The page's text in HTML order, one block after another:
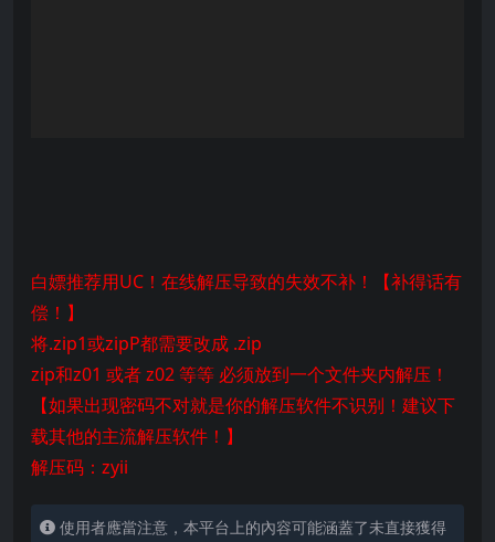
白嫖推荐用UC！在线解压导致的失效不补！【补得话有
偿！】
将.zip1或zipP都需要改成 .zip
zip和z01 或者 z02 等等 必须放到一个文件夹内解压！
【如果出现密码不对就是你的解压软件不识别！建议下
载其他的主流解压软件！】
解压码：zyii
使用者應當注意，本平台上的內容可能涵蓋了未直接獲得